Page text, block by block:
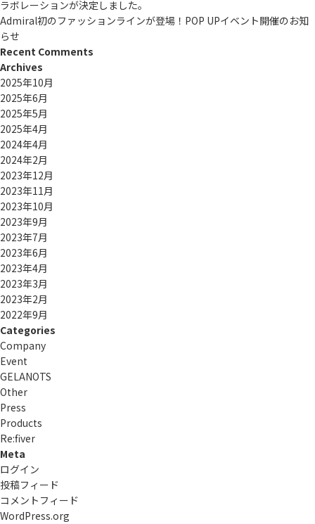
ラボレーションが決定しました。
Admiral初のファッションラインが登場！POP UPイベント開催のお知
らせ
Recent Comments
Archives
2025年10月
2025年6月
2025年5月
2025年4月
2024年4月
2024年2月
2023年12月
2023年11月
2023年10月
2023年9月
2023年7月
2023年6月
2023年4月
2023年3月
2023年2月
2022年9月
Categories
Company
Event
GELANOTS
Other
Press
Products
Re:ﬁver
Meta
ログイン
投稿フィード
コメントフィード
WordPress.org